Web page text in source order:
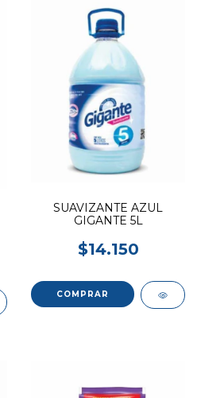
SUAVIZANTE AZUL
GIGANTE 5L
$14.150